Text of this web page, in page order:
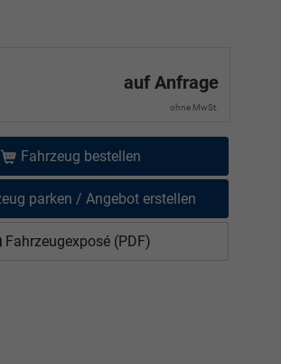
auf Anfrage
ohne MwSt.
Fahrzeug bestellen
parken / Angebot erstellen
Fahrzeugexposé (PDF)